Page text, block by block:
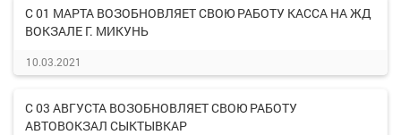
С 01 МАРТА ВОЗОБНОВЛЯЕТ СВОЮ РАБОТУ КАССА НА ЖД
ВОКЗАЛЕ Г. МИКУНЬ
10.03.2021
С 03 АВГУСТА ВОЗОБНОВЛЯЕТ СВОЮ РАБОТУ
АВТОВОКЗАЛ СЫКТЫВКАР